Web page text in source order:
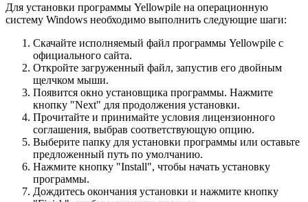
Для установки программы Yellowpile на операционную
систему Windows необходимо выполнить следующие шаги:
Скачайте исполняемый файл программы Yellowpile с
официального сайта.
Откройте загруженный файл, запустив его двойным
щелчком мыши.
Появится окно установщика программы. Нажмите
кнопку "Next" для продолжения установки.
Прочитайте и принимайте условия лицензионного
соглашения, выбрав соответствующую опцию.
Выберите папку для установки программы или оставьте
предложенный путь по умолчанию.
Нажмите кнопку "Install", чтобы начать установку
программы.
Дождитесь окончания установки и нажмите кнопку